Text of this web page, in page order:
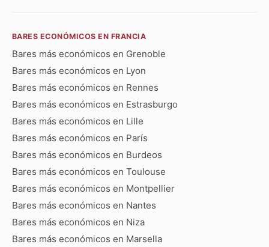
BARES ECONÓMICOS EN FRANCIA
Bares más económicos en Grenoble
Bares más económicos en Lyon
Bares más económicos en Rennes
Bares más económicos en Estrasburgo
Bares más económicos en Lille
Bares más económicos en París
Bares más económicos en Burdeos
Bares más económicos en Toulouse
Bares más económicos en Montpellier
Bares más económicos en Nantes
Bares más económicos en Niza
Bares más económicos en Marsella